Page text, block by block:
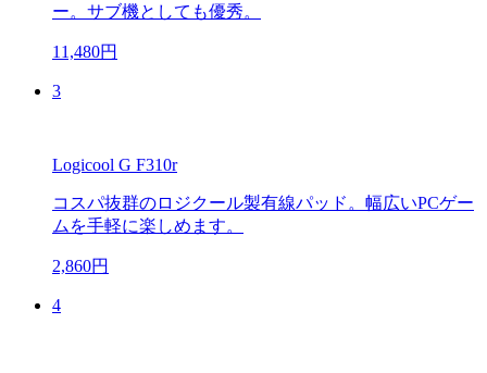
ー。サブ機としても優秀。
11,480円
3
Logicool G F310r
コスパ抜群のロジクール製有線パッド。幅広いPCゲー
ムを手軽に楽しめます。
2,860円
4